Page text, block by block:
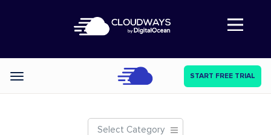
Abre a navegação
Categories START FREE TRIAL
Select Category